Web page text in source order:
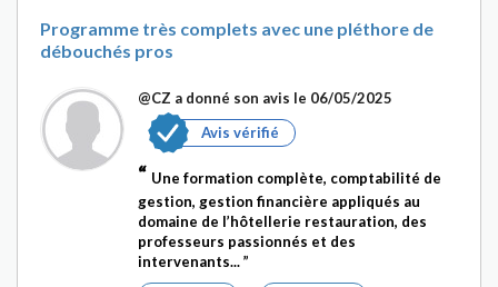
Programme très complets avec une pléthore de
débouchés pros
@CZ a donné son avis le 06/05/2025
Avis vérifié
Une formation complète, comptabilité de
gestion, gestion financière appliqués au
domaine de l’hôtellerie restauration, des
professeurs passionnés et des
intervenants...